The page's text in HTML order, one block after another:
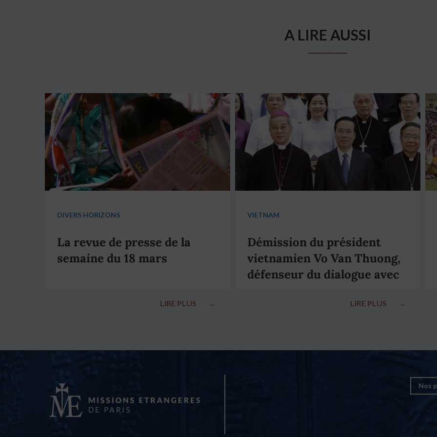
A LIRE AUSSI
DIVERS HORIZONS
La revue de presse de la
semaine du 18 mars
LIRE PLUS →
VIETNAM
Démission du président
vietnamien Vo Van Thuong,
défenseur du dialogue avec
LIRE PLUS →
Nos